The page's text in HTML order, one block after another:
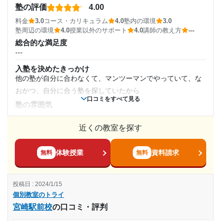
かったと思う。また、サポートも良かった
志望校と合格状況
※料金は口コミされた方が支払った金額の目安です。実際の料金とは異なる可
能性がございますので、詳しくは塾にお問い合わせください。
個別教室のトライ 大森駅前校の口コミをもっと見る
通塾頻度
---
---
未達成
目的の達成理由
スポーツ推薦で声がかかり進路変更したため。だが、あ
---
塾内の環境
自習室があり、集中して勉強ができる場所があったり休憩が
できる場所もあってよかった。また、館内がキレイなので不
快に感じないところが何よりもよかった。
塾周辺の環境
自宅から近く自転車で通いやすい場所であった。周りには電
車もそう遠くない場所に通っているため、文句なしの立地で
ある。
(相談・面談、家庭学習のサポート、授業以外のコミュニケーション等)
面談等も行なってくれていたため、方向性を迷ったり悩んだ
りすることもなく、また、テスト後のアフターフォローもし
てくれた。
通塾期間
2018年8月〜2020年3月(1年8ヶ月)
口コミをすべて見る
塾の評価 4.00
料金 3.0コース・カリキュラム 4.0塾内の環境
3.0
塾周辺の環境
4.0授業以外のサポート 4.0講師の教え方 ---
総合的な満足度
---
入塾を決めたきっかけ
他の塾が自分に合わなくて、マンツーマンでやっていて、な
おかつ、自分に合う塾を探していたから
塾の雰囲気
自分が払っていたわけではないが、親から少し高いと聞いて
いた 先生たちも現役大学生だったり、頭の良い先生たちばか
りだったので、妥当ではあると思う
自分のやりたい科目を勉強することができ、タブレット学習
などを用いて、苦手を克服することができた
講師の教え方
近くの教室を探す
無料 体験授業 無料 資料請求
個別教室のトライ
宮崎駅前校の口コミ・評判
投稿日 : 2024/1/15